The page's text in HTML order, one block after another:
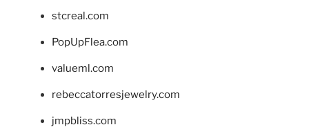
stcreal.com
PopUpFlea.com
valueml.com
rebeccatorresjewelry.com
jmpbliss.com